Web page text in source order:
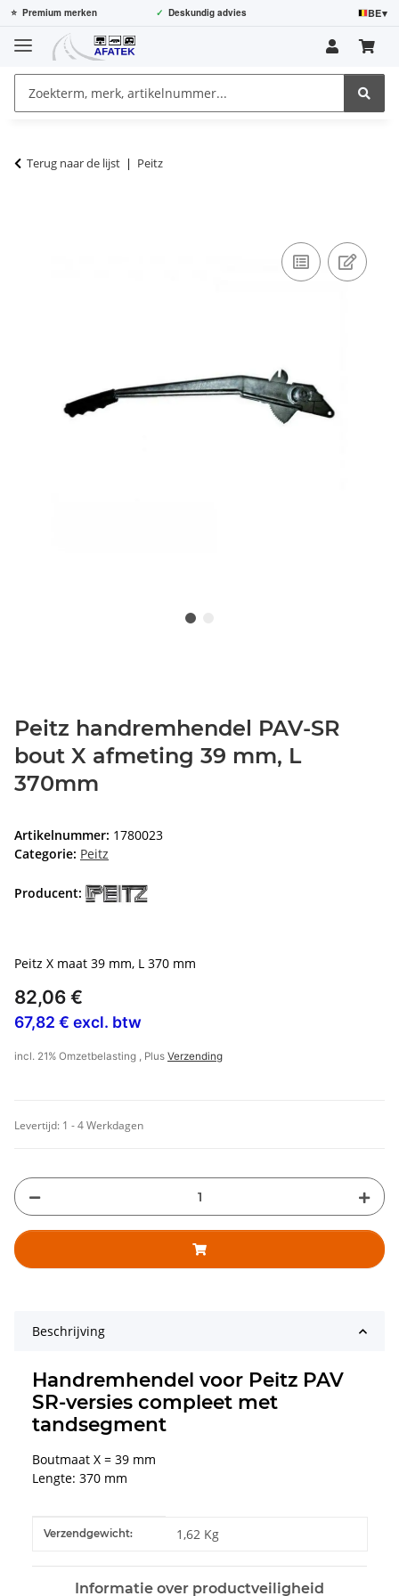
⭐ Premium merken ✓ Deskundig advies BE▾
Terug naar de lijst Peitz
Peitz handremhendel PAV-SR
bout X afmeting 39 mm, L
370mm
Artikelnummer: 1780023
Categorie: Peitz
Producent:
Peitz X maat 39 mm, L 370 mm
82,06 €
67,82 € excl. btw
incl. 21% Omzetbelasting , Plus Verzending
Levertijd: 1 - 4 Werkdagen
Beschrijving
Handremhendel voor Peitz PAV
SR-versies compleet met
tandsegment
Boutmaat X = 39 mm
Lengte: 370 mm
#productDetails.itemInformation#
#productDetails.itemValue#
Verzendgewicht: 1,62 Kg
Informatie over productveiligheid